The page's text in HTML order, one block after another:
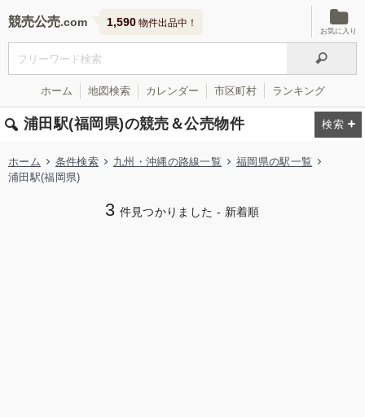
競売公売 1,590 物件出品中！
お気に入り
ホーム 地図検索 カレンダー 市区町村 ランキング
浦田駅(福岡県)の競売＆公売物件
ホーム 条件検索 九州・沖縄の路線一覧
福岡県の駅一覧
浦田駅(福岡県)
3 件見つかりました - 新着順